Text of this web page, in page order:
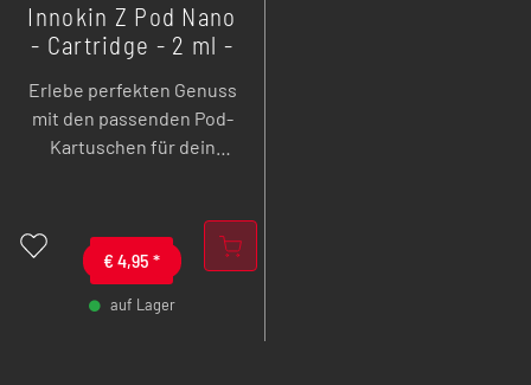
€ 4,95 *
auf Lager
Innokin Z Pod Nano
- Cartridge - 2 ml -
Erlebe perfekten Genuss
mit den passenden Pod-
Kartuschen für dein
verschiedene Varianten
zur Auswahl, um dein
perfektes Dampferlebnis